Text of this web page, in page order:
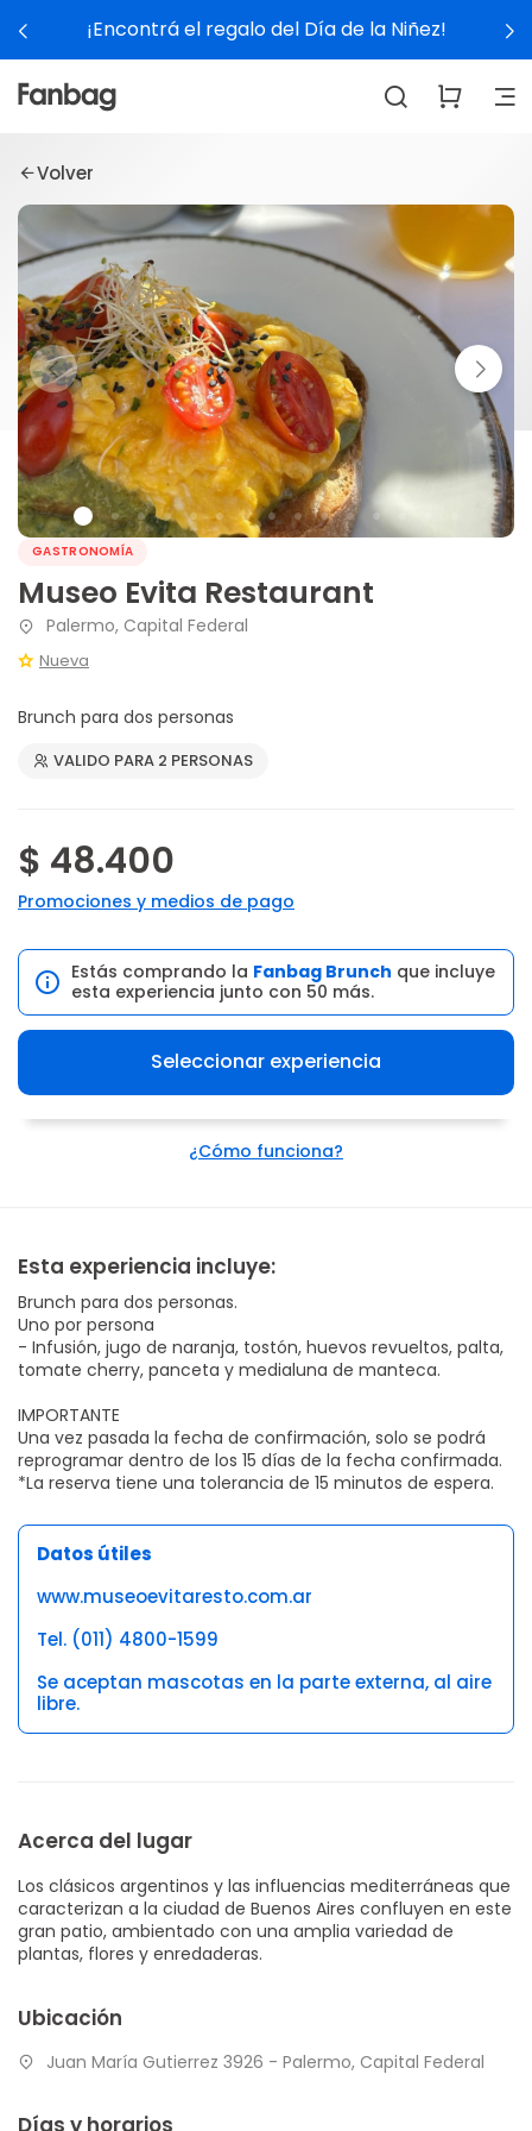
¡Encontrá el regalo del Día de la Niñez!
Volver
GASTRONOMÍA
Museo Evita Restaurant
Palermo, Capital Federal
Nueva
Brunch para dos personas
VALIDO PARA 2 PERSONAS
$ 48.400
Promociones y medios de pago
Estás comprando la Fanbag Brunch que incluye
esta experiencia junto con 50 más.
Seleccionar experiencia
¿Cómo funciona?
Esta experiencia incluye:
Brunch para dos personas.
Uno por persona
- Infusión, jugo de naranja, tostón, huevos revueltos, palta,
tomate cherry, panceta y medialuna de manteca.
IMPORTANTE
Una vez pasada la fecha de confirmación, solo se podrá
reprogramar dentro de los 15 días de la fecha confirmada.
*La reserva tiene una tolerancia de 15 minutos de espera.
Datos útiles
www.museoevitaresto.com.ar
Tel. (011) 4800-1599
Se aceptan mascotas en la parte externa, al aire
libre.
Acerca del lugar
Los clásicos argentinos y las influencias mediterráneas que
caracterizan a la ciudad de Buenos Aires confluyen en este
gran patio, ambientado con una amplia variedad de
plantas, flores y enredaderas.
Ubicación
Juan María Gutierrez 3926 - Palermo, Capital Federal